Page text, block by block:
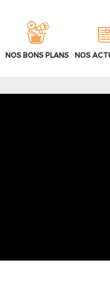
NOS BONS PLANS NOS